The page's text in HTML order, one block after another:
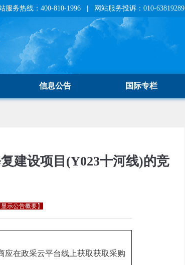
服务热线：400-810-1996 | 网站服务投诉：010-63819289
信息公告 国际专栏
建设项目(Y023十河线)的竞
显示公告概要】
应在政采云平台线上获取获取采购